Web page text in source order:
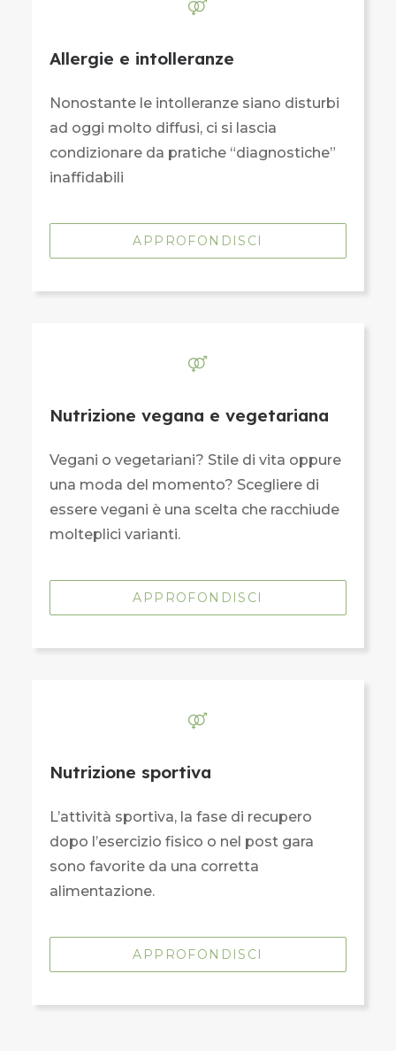
Allergie e intolleranze
Nonostante le intolleranze siano disturbi
ad oggi molto diffusi, ci si lascia
condizionare da pratiche “diagnostiche”
inaffidabili
APPROFONDISCI
Nutrizione vegana e vegetariana
Vegani o vegetariani? Stile di vita oppure
una moda del momento? Scegliere di
essere vegani è una scelta che racchiude
molteplici varianti.
APPROFONDISCI
Nutrizione sportiva
L’attività sportiva, la fase di recupero
dopo l’esercizio fisico o nel post gara
sono favorite da una corretta
alimentazione.
APPROFONDISCI